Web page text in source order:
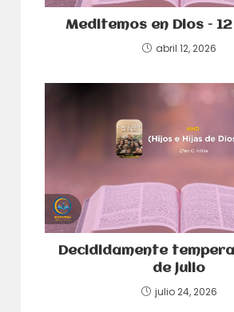
Meditemos en Dios –
abril 12, 2026
Decididamente
de julio
julio 24, 2026